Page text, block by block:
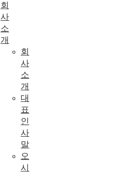
회
사
소
개
회
사
소
개
대
표
인
사
말
오
시